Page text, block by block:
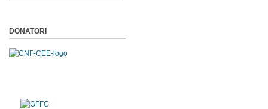
DONATORI